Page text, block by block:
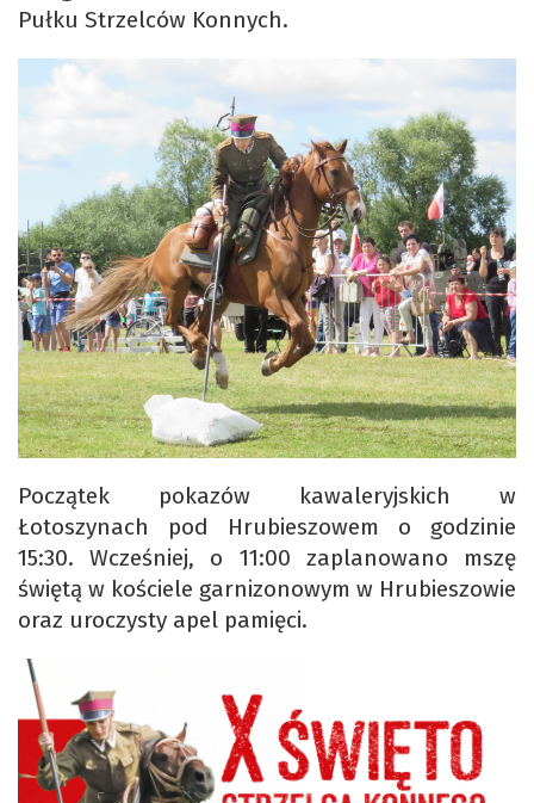
Pułku Strzelców Konnych.
Początek pokazów kawaleryjskich w
Łotoszynach pod Hrubieszowem o godzinie
15:30. Wcześniej, o 11:00 zaplanowano mszę
świętą w kościele garnizonowym w Hrubieszowie
oraz uroczysty apel pamięci.